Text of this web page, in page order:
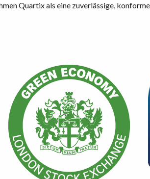
Quartix als eine zuverlässige,